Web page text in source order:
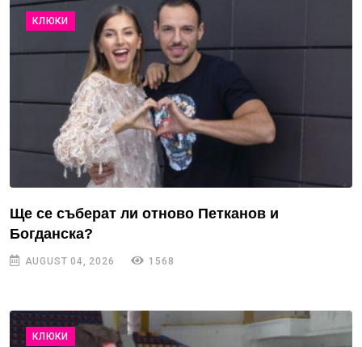
КЛЮКИ
Ще се съберат ли отново Петканов и
Богданска?
AUGUST 04, 2026 1568
КЛЮКИ